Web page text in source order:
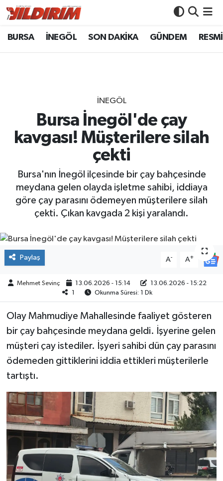
BURSA İNEGÖL SON DAKİKA GÜNDEM
İNEGÖL
Bursa İnegöl'de çay
kavgası! Müşterilere silah
çekti
Bursa'nın İnegöl ilçesinde bir çay bahçesinde
meydana gelen olayda işletme sahibi, iddiaya
göre çay parasını ödemeyen müşterilere silah
çekti. Çıkan kavgada 2 kişi yaralandı.
Paylaş A- A+
Mehmet Sevinç 13.06.2026 - 15:14
13.06.2026 - 15:22
1
Okunma Süresi: 1 Dk
Olay Mahmudiye Mahallesinde faaliyet gösteren
bir çay bahçesinde meydana geldi. İşyerine gelen
müşteri çay istediler. İşyeri sahibi dün çay parasını
ödemeden gittiklerini iddia ettikleri müşterilerle
tartıştı.
BURSA
GÜNDEM
RESMİ İLANLAR
SİYASET
YAŞAM
SPOR
Bursa Nöbetçi Eczaneler
Bursa Trafik Yoğunluk Haritası
Süper Lig Puan Durumu ve Fikstür
Son Dakika Haberleri
Haber Arşivi